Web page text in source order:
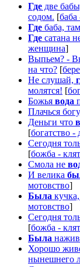
Где две
содом. [
Где баба,
Где сатана
женщина]
Выпьем? -
на что? [
Не слушай,
молятся! [
Божья вода
Плачься
Деньги что
[богатство -
Сегодня
[божба -
Смола не
И велика
мотовство]
Была
мотовство]
Сегодня
[божба -
Была
Хорошо
нынешнего